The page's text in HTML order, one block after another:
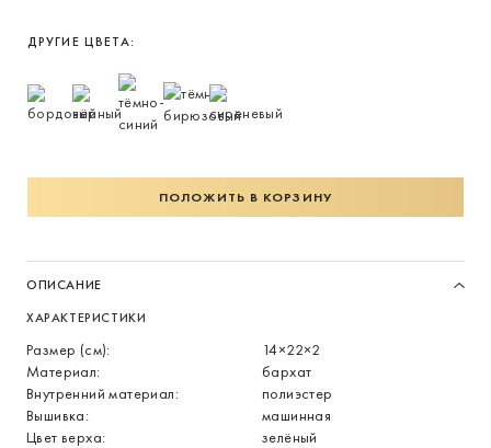
ДРУГИЕ ЦВЕТА:
ПОЛОЖИТЬ В КОРЗИНУ
ОПИСАНИЕ
ХАРАКТЕРИСТИКИ
Размер (см):
14×22×2
Материал:
бархат
Внутренний материал:
полиэстер
Вышивка:
машинная
Цвет верха:
зелёный